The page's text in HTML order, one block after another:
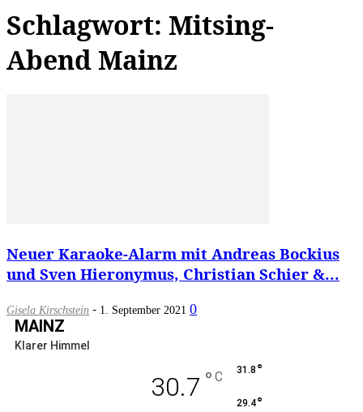
Schlagwort: Mitsing-
Abend Mainz
Neuer Karaoke-Alarm mit Andreas Bockius
und Sven Hieronymus, Christian Schier &...
Gisela Kirschstein - 1. September 2021 0
MAINZ
Klarer Himmel
30.7 ° C 31.8 °
29.4°